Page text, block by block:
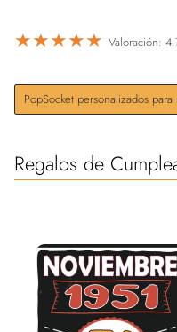
★★★★★ Valoración:
PopSocket personalizados
Regalos de